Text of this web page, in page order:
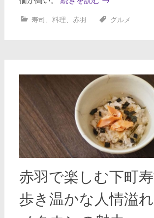
寿司 、 料理、 赤羽 グルメ
赤羽で楽しむ下町
歩き温かな人情溢